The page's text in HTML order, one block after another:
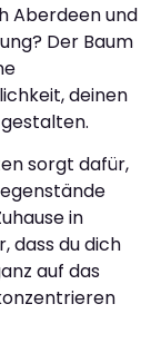
Aberdeen und
Der Baum
deinen
sorgt dafür,
in
dass du dich
auf das